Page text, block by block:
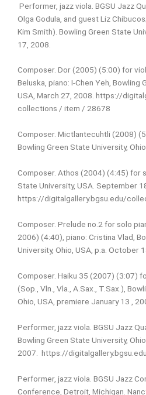
Performer, jazz viola. BGSU Jazz
Olga Godula, and guest Liz
Kim Smith). Bowling Green State
17, 2008.
Composer. Dor (2005) (5:00) for
Beluska, piano: I-Chen Yeh, Bowling
USA, March 27, 2008. https://
collections / item / 28678
Composer. Mictlantecuhtli (2008)
Bowling Green State University,
Composer. Athos (2004) (4:45) for
State University, USA. September
https://digitalgallery.bgsu.edu/
Composer. Prelude no.2 for solo
2006) (4:40), piano: Cristina Vlad,
University, Ohio, USA, p.a. October
Composer. Haiku 35 (2007) (3:07)
(Sop., Vln., Vla., A.Sax., T.Sax.),
Ohio, USA, premiere January 13 ,
Performer, jazz viola. BGSU Jazz
Bowling Green State University,
2007.
https://
Performer, jazz viola. BGSU Jazz
Conference, Detroit, Michigan.